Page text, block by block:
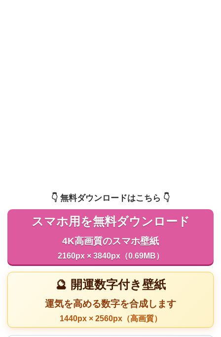
👇️ 無料ダウンロードはこちら 👇️
スマホ用を無料ダウンロード
4K高画質のスマホ壁紙
2160px × 3840px（0.69MB）
🔮 開運数字付き壁紙
運気を高める数字を合成します
1440px × 2560px（高画質）